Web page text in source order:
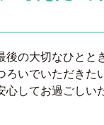
後の大切なひとと
ろいでいただきた
心してお過ごしい